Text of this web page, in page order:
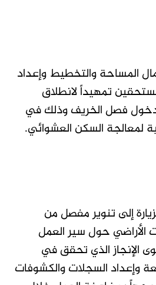
المساحة والتخطيط وإعداد
تمهيداً لانطلاق
فصل الخريف وذلك في
لمعالجة السكن العشوائي.
إلى تنوير مفصل من
الأراضي حول سير العمل
الإنجاز الذي تحقق في
وإعداد السجلات والكشوفات